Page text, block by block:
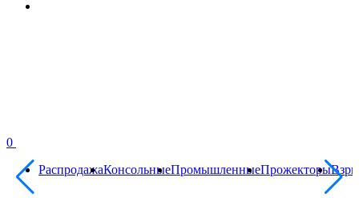
0
РаспродажаКонсольныеПромышленныеПрожекторы